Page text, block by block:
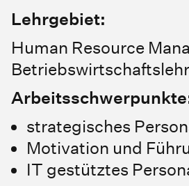
Lehrgebiet:
Human Resource
strategisches
Motivation und
IT gestütztes